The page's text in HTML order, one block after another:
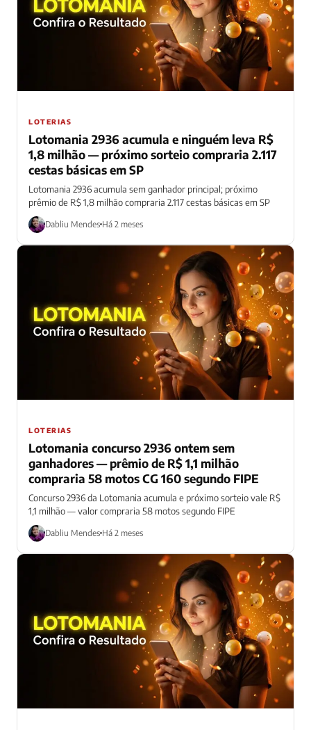
LOTERIAS
Lotomania 2936 acumula e ninguém leva R$
1,8 milhão — próximo sorteio compraria 2.117
cestas básicas em SP
Lotomania 2936 acumula sem ganhador principal; próximo
prêmio de R$ 1,8 milhão compraria 2.117 cestas básicas em SP
Dabliu Mendes Há 2 meses
LOTERIAS
Lotomania concurso 2936 ontem sem
ganhadores — prêmio de R$ 1,1 milhão
compraria 58 motos CG 160 segundo FIPE
Concurso 2936 da Lotomania acumula e próximo sorteio vale R$
1,1 milhão — valor compraria 58 motos segundo FIPE
Dabliu Mendes Há 2 meses